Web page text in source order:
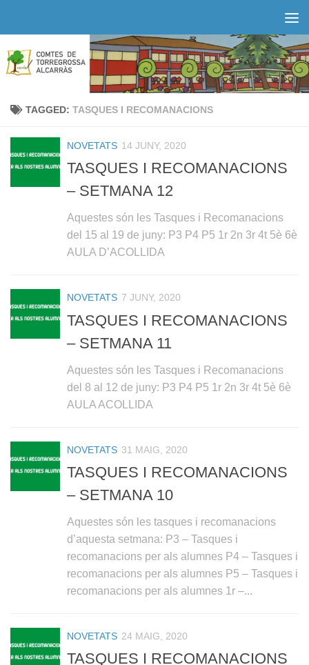
TAGGED: TASQUES I RECOMANACIONS
NOVETATS 14 JUNY, 2020
TASQUES I RECOMANACIONS
– SETMANA 12
Aquestes són les Tasques i Recomanacions
del 15 al 19 de juny: P3 P4 P5 1r 2n 3r 4t 5è 6è
AULA D’ACOLLIDA
NOVETATS 7 JUNY, 2020
TASQUES I RECOMANACIONS
– SETMANA 11
Aquestes són les Tasques i Recomanacions
del 8 al 12 de juny: P3 P4 P5 1r 2n 3r 4t 5è 6è
AULA ACOLLIDA
NOVETATS 31 MAIG, 2020
TASQUES I RECOMANACIONS
– SETMANA 10
Aquestes són les tasques i recomanacions
d’aquesta setmana: P3 – Tasques i
recomanacions per als alumnes P4 – Tasques i
recomanacions per als alumnes P5 – Tasques i
recomanacions per als alumnes 1r –...
NOVETATS 24 MAIG, 2020
TASQUES I RECOMANACIONS